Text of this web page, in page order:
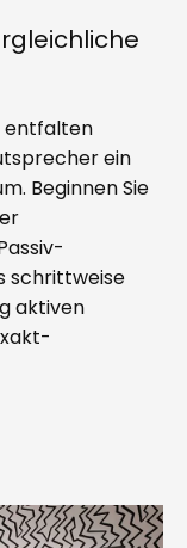
entfalten
ein
Beginnen Sie
schrittweise
aktiven